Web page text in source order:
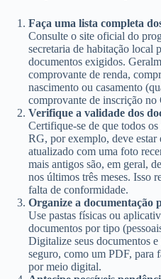
Faça uma lista completa
Consulte o site oficial do
secretaria de habitação local
documentos exigidos.
comprovante de renda,
nascimento ou casamento
comprovante de inscrição no
Verifique a validade dos
Certifique-se de que todos
RG, por exemplo, deve estar
atualizado com uma foto
mais antigos são, em geral,
nos últimos três meses. Isso
falta de conformidade.
Organize a documentação
Use pastas físicas ou
documentos por tipo
Digitalize seus documentos
seguro, como um PDF, para
por meio digital.